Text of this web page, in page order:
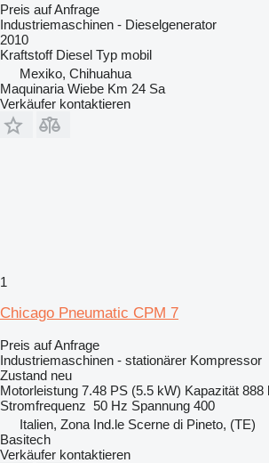
Preis auf Anfrage
Industriemaschinen - Dieselgenerator
2010
Kraftstoff Diesel Typ mobil
Mexiko, Chihuahua
Maquinaria Wiebe Km 24 Sa
Verkäufer kontaktieren
1
Chicago Pneumatic CPM 7
Preis auf Anfrage
Industriemaschinen - stationärer Kompressor
Zustand neu
Motorleistung 7.48 PS (5.5 kW) Kapazität 888
Stromfrequenz 50 Hz Spannung 400
Italien, Zona Ind.le Scerne di Pineto, (TE)
Basitech
Verkäufer kontaktieren